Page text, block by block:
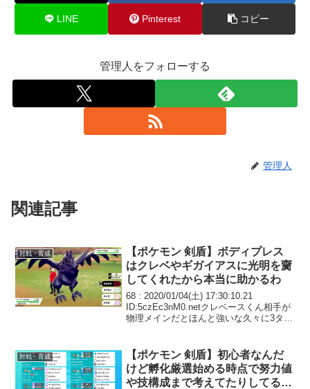
LINE Pinterest コピー
管理人をフォローする
管理人
関連記事
対戦・育成
【ポケモン 剣盾】ボディプレス
はクレベやギガイアスに光明を齎
してくれたから本当に助かるわ
68 : 2020/01/04(土) 17:30:10.21
ID:5czEc3nM0.netクレベースくん相手が
物理メインだとほんと強いな久々に3タテ
対戦・育成
【ポケモン 剣盾】初心者なんだ
けど孵化厳選始める時点で努力値
や技構成まで考えてたりしてる